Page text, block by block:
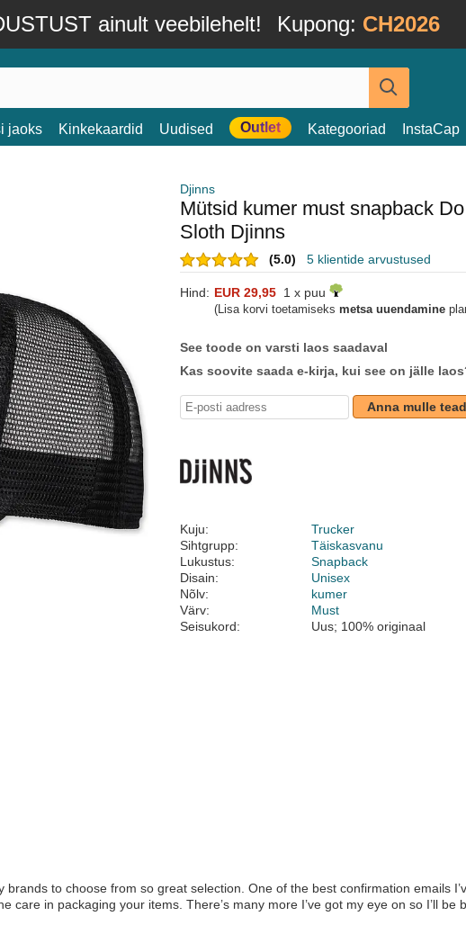
ainult veebilehelt! Kupong: CH2026
jaoks Kinkekaardid Uudised Outlet Kategooriad InstaCap
Djinns
Mütsid kumer must snapback
Sloth Djinns
(5.0) 5 klientide arvustused
Hind: EUR 29,95 1 x puu
(Lisa korvi toetamiseks metsa uuendamine
See toode on varsti laos saadaval
Kas soovite saada e-kirja, kui see on jälle
Anna mulle
Kuju:
Trucker
Sihtgrupp:
Täiskasvanu
Lukustus:
Snapback
Disain:
Unisex
Nõlv:
kumer
Värv:
Must
Seisukord:
Uus; 100% originaal
to choose from so great selection. One of the best confirmation emails
care in packaging your items. There’s many more I’ve got my eye on so I’ll be